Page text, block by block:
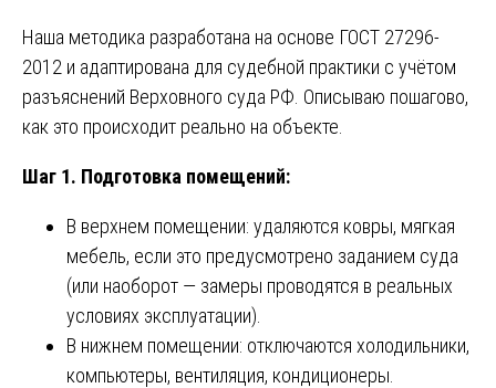
Наша методика разработана на основе ГОСТ 27296-
2012 и адаптирована для судебной практики с учётом
разъяснений Верховного суда РФ. Описываю пошагово,
как это происходит реально на объекте.
Шаг 1. Подготовка помещений:
В верхнем помещении: удаляются ковры, мягкая
мебель, если это предусмотрено заданием суда
(или наоборот — замеры проводятся в реальных
условиях эксплуатации).
В нижнем помещении: отключаются холодильники,
компьютеры, вентиляция, кондиционеры.